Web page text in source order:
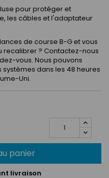
pour protéger et
les câbles et l'adaptateur
de course B-G et vous
recalibrer ? Contactez-nous
vous. Nous pouvons
dans les 48 heures
Uni.
panier
livraison